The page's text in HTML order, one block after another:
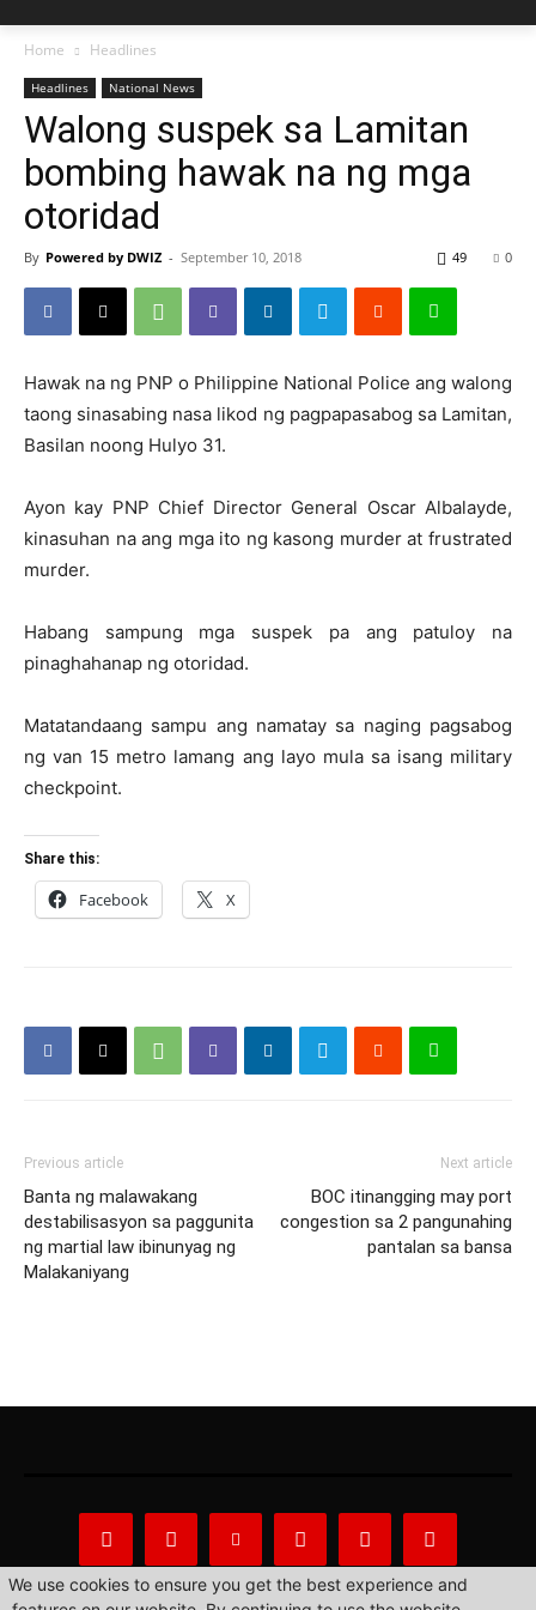
Home Headlines
Headlines National News
Walong suspek sa Lamitan
bombing hawak na ng mga
otoridad
By Powered by DWIZ - September 10, 2018 0
49
Hawak na ng PNP o Philippine National Police ang walong
taong sinasabing nasa likod ng pagpapasabog sa Lamitan,
Basilan noong Hulyo 31.
Ayon kay PNP Chief Director General Oscar Albalayde,
kinasuhan na ang mga ito ng kasong murder at frustrated
murder.
Habang sampung mga suspek pa ang patuloy na
pinaghahanap ng otoridad.
Matatandaang sampu ang namatay sa naging pagsabog
ng van 15 metro lamang ang layo mula sa isang military
checkpoint.
Share this:
Facebook X
Previous article
Banta ng malawakang
destabilisasyon sa paggunita
ng martial law ibinunyag ng
Malakaniyang
Next article
BOC itinangging may port
congestion sa 2 pangunahing
pantalan sa bansa
We use cookies to ensure you get the best experience and